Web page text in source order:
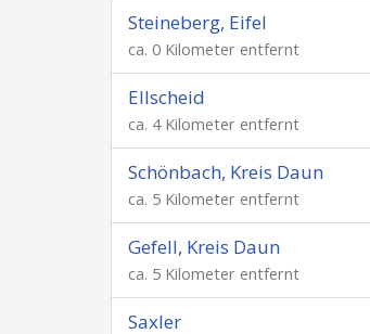
Steineberg, Eifel
ca. 0 Kilometer entfernt
Ellscheid
ca. 4 Kilometer entfernt
Schönbach, Kreis Daun
ca. 5 Kilometer entfernt
Gefell, Kreis Daun
ca. 5 Kilometer entfernt
Saxler